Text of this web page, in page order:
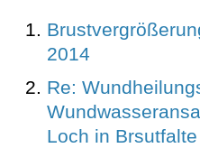
2014
Re:
Loch in